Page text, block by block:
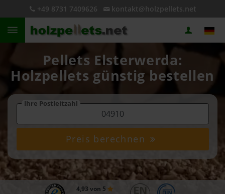
+49 8731 7409626 kontakt@holzpellets.net
Pellets Elsterwerda:
Holzpellets günstig bestellen
Ihre Postleitzahl
Preis berechnen
4,93 von 5